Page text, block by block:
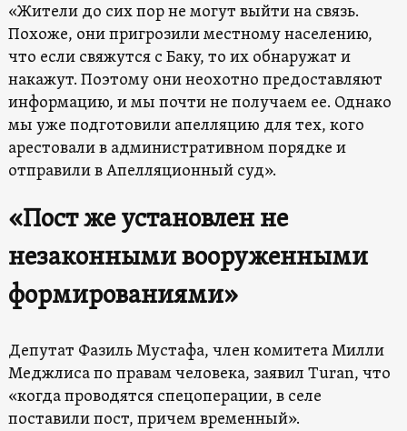
«Жители до сих пор не могут выйти на связь.
Похоже, они пригрозили местному населению,
что если свяжутся с Баку, то их обнаружат и
накажут. Поэтому они неохотно предоставляют
информацию, и мы почти не получаем ее. Однако
мы уже подготовили апелляцию для тех, кого
арестовали в административном порядке и
отправили в Апелляционный суд».
«Пост же установлен не
незаконными вооруженными
формированиями»
Депутат Фазиль Мустафа, член комитета Милли
Меджлиса по правам человека, заявил Turan, что
«когда проводятся спецоперации, в селе
поставили пост, причем временный».